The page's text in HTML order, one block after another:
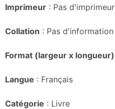
Imprimeur : Pas d'imprimeur
Collation : Pas d'information
Format (largeur x longueur)
Langue : Français
Catégorie : Livre